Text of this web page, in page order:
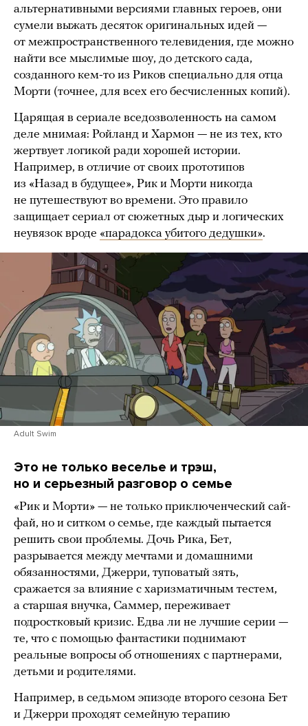
альтернативными версиями главных героев, они
сумели выжать десяток оригинальных идей —
от межпространственного телевидения, где можно
найти все мыслимые шоу, до детского сада,
созданного кем-то из Риков специально для отца
Морти (точнее, для всех его бесчисленных копий).
Царящая в сериале вседозволенность на самом
деле мнимая: Ройланд и Хармон — не из тех, кто
жертвует логикой ради хорошей истории.
Например, в отличие от своих прототипов
из «Назад в будущее», Рик и Морти никогда
не путешествуют во времени. Это правило
защищает сериал от сюжетных дыр и логических
неувязок вроде «парадокса убитого дедушки».
Adult Swim
Это не только веселье и трэш,
но и серьезный разговор о семье
«Рик и Морти» — не только приключенческий сай-
фай, но и ситком о семье, где каждый пытается
решить свои проблемы. Дочь Рика, Бет,
разрывается между мечтами и домашними
обязанностями, Джерри, туповатый зять,
сражается за влияние с харизматичным тестем,
а старшая внучка, Саммер, переживает
подростковый кризис. Едва ли не лучшие серии —
те, что с помощью фантастики поднимают
реальные вопросы об отношениях с партнерами,
детьми и родителями.
Например, в седьмом эпизоде второго сезона Бет
и Джерри проходят семейную терапию